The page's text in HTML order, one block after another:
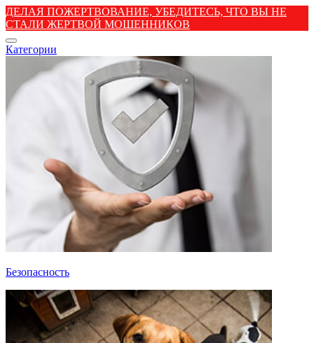
ДЕЛАЯ ПОЖЕРТВОВАНИЕ, УБЕДИТЕСЬ, ЧТО ВЫ НЕ
СТАЛИ ЖЕРТВОЙ МОШЕННИКОВ
Категории
Безопасность